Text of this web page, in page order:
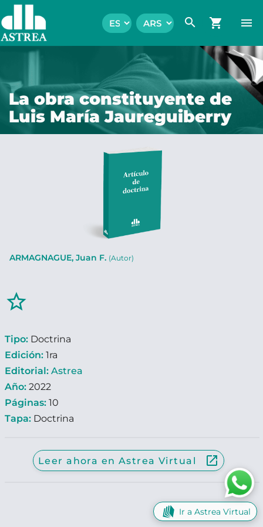
search shopping_cart menu
La obra constituyente de
Luis María Jaureguiberry
ARMAGNAGUE, Juan F. (Autor)
star_border
Tipo: Doctrina
Edición: 1ra
Editorial: Astrea
Año: 2022
Páginas: 10
Tapa: Doctrina
Leer ahora en Astrea Virtual launch
Ir a Astrea Virtual